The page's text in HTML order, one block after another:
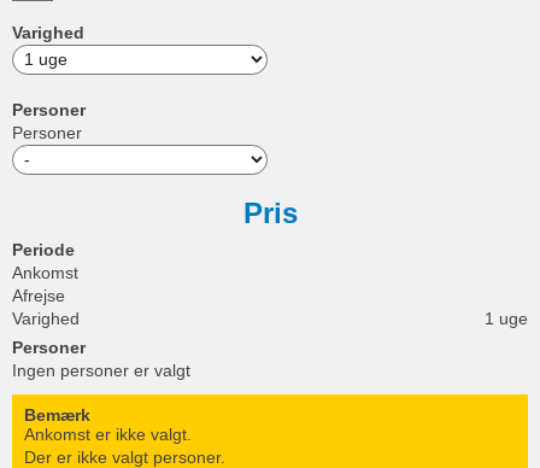
Varighed
Personer
Personer
Pris
Periode
Ankomst
Afrejse
Varighed
1 uge
Personer
Ingen personer er valgt
Bemærk
Ankomst er ikke valgt.
Der er ikke valgt personer.